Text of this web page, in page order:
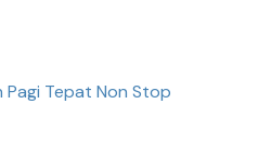
Pagi Tepat Non Stop